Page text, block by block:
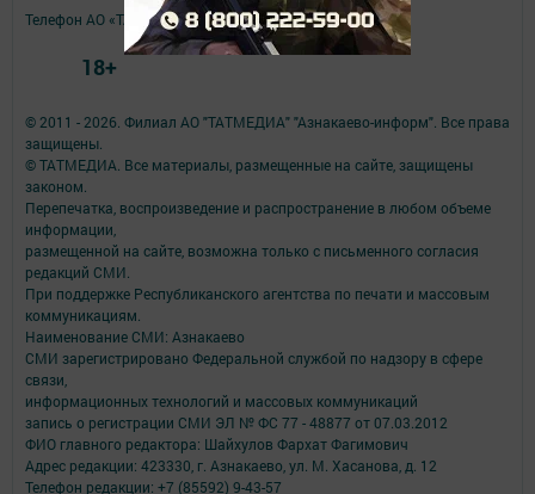
© 2011 - 2026. Филиал АО "ТАТМЕДИА" "Азнакаево-информ". Все права
защищены.
© ТАТМЕДИА. Все материалы, размещенные на сайте, защищены
законом.
Перепечатка, воспроизведение и распространение в любом объеме
информации,
размещенной на сайте, возможна только с письменного согласия
редакций СМИ.
При поддержке Республиканского агентства по печати и массовым
коммуникациям.
Наименование СМИ: Азнакаево
СМИ зарегистрировано Федеральной службой по надзору в сфере
связи,
информационных технологий и массовых коммуникаций
запись о регистрации СМИ ЭЛ № ФС 77 - 48877 от 07.03.2012
ФИО главного редактора: Шайхулов Фархат Фагимович
Адрес редакции: 423330, г. Азнакаево, ул. М. Хасанова, д. 12
Телефон редакции: +7 (85592) 9-43-57
Телефон АО «ТАТМЕДИА»:(843) 222 09 84
18+